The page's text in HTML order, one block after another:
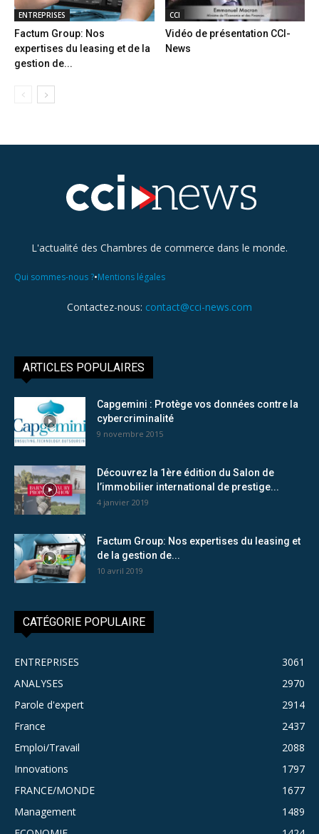
ENTREPRISES
Factum Group: Nos
expertises du leasing et de la
gestion de...
CCI
Vidéo de présentation CCI-
News
L'actualité des Chambres de commerce dans le monde.
Qui sommes-nous ?•Mentions légales
Contactez-nous: contact@cci-news.com
ARTICLES POPULAIRES
Capgemini : Protège vos données contre la
cybercriminalité
9 novembre 2015
Découvrez la 1ère édition du Salon de
l’immobilier international de prestige...
4 janvier 2019
Factum Group: Nos expertises du leasing et
de la gestion de...
10 avril 2019
CATÉGORIE POPULAIRE
ENTREPRISES
3061
ANALYSES
2970
Parole d'expert
2914
France
2437
Emploi/Travail
2088
Innovations
1797
FRANCE/MONDE
1677
Management
1489